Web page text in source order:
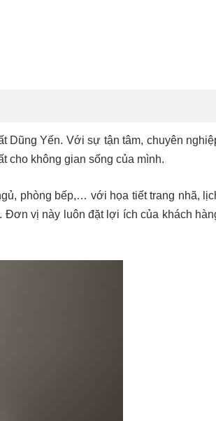
Dũng Yến. Với sự tận tâm, chuyên
cho không gian sống của mình.
phòng bếp,… với họa tiết trang nhã,
vị này luôn đặt lợi ích của khách